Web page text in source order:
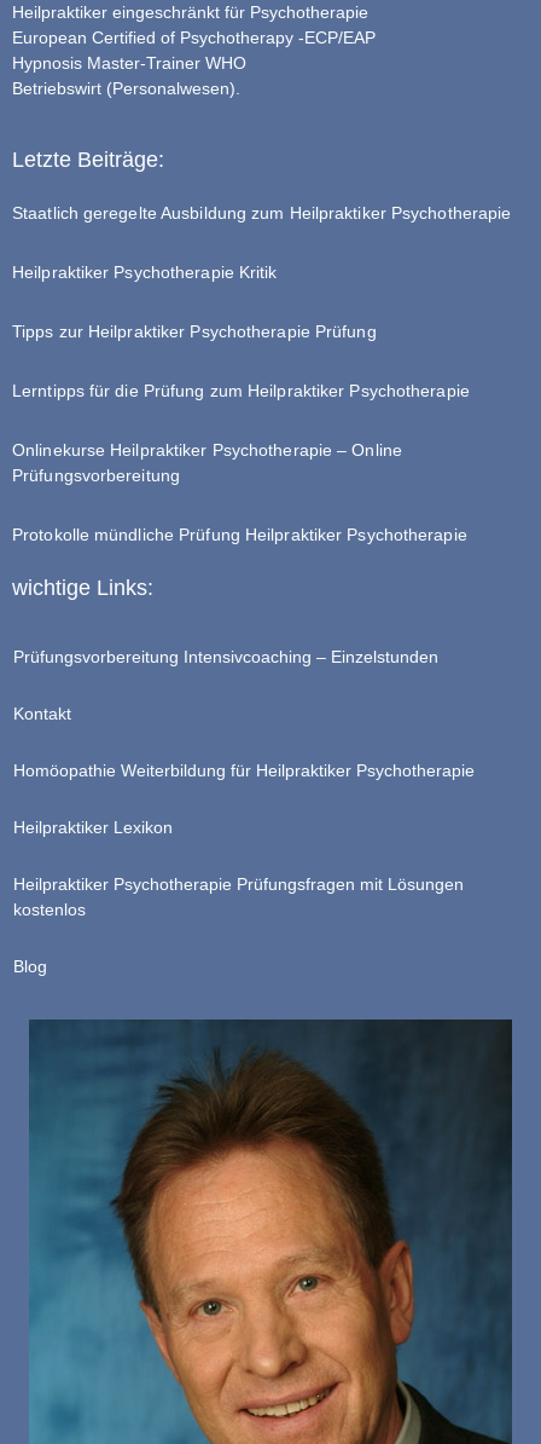
Heilpraktiker eingeschränkt für Psychotherapie
European Certified of Psychotherapy -ECP/EAP
Hypnosis Master-Trainer WHO
Betriebswirt (Personalwesen).
Letzte Beiträge:
Staatlich geregelte Ausbildung zum Heilpraktiker Psychotherapie
Heilpraktiker Psychotherapie Kritik
Tipps zur Heilpraktiker Psychotherapie Prüfung
Lerntipps für die Prüfung zum Heilpraktiker Psychotherapie
Onlinekurse Heilpraktiker Psychotherapie – Online
Prüfungsvorbereitung
Protokolle mündliche Prüfung Heilpraktiker Psychotherapie
wichtige Links:
Prüfungsvorbereitung Intensivcoaching – Einzelstunden
Kontakt
Homöopathie Weiterbildung für Heilpraktiker Psychotherapie
Heilpraktiker Lexikon
Heilpraktiker Psychotherapie Prüfungsfragen mit Lösungen
kostenlos
Blog